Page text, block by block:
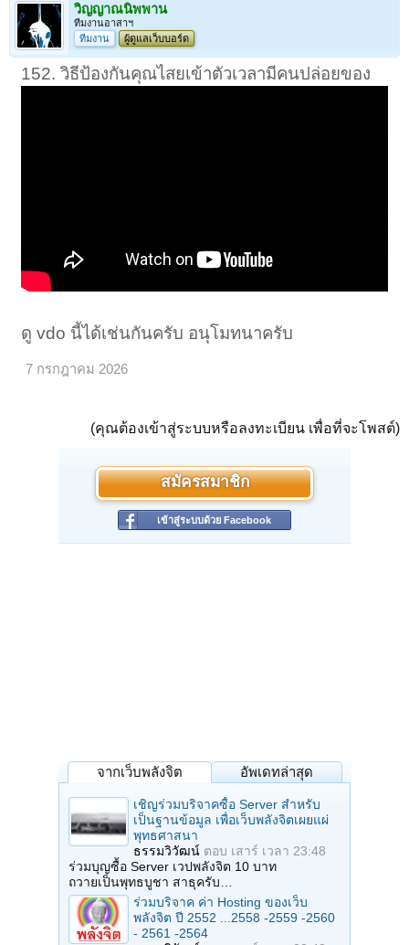
วิญญาณนิพพาน
ทีมงานอาสาฯ
ทีมงาน
ผู้ดูแลเว็บบอร์ด
152. วิธีป้องกันคุณไสยเข้าตัวเวลามีคนปล่อยของ
ดู vdo นี้ได้เช่นกันครับ อนุโมทนาครับ
7 กรกฎาคม 2026
(คุณต้องเข้าสู่ระบบหรือลงทะเบียน เพื่อที่จะโพสต์)
สมัครสมาชิก
เข้าสู่ระบบด้วย Facebook
จากเว็บพลังจิต อัพเดทล่าสุด
เชิญร่วมบริจาคซื้อ Server สำหรับ
เป็นฐานข้อมูล เพื่อเว็บพลังจิตเผยแผ่
พุทธศาสนา
ธรรมวิวัฒน์ ตอบ เสาร์ เวลา 23:48
ร่วมบุญซื้อ Server เวปพลังจิต 10 บาท
ถวายเป็นพุทธบูชา สาธุครับ…
ร่วมบริจาค ค่า Hosting ของเว็บ
พลังจิต ปี 2552 ...2558 -2559 -2560
- 2561 -2564